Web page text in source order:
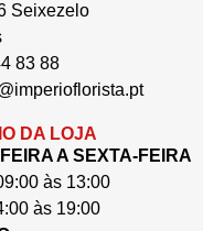
Seixezelo
83 88
DA LOJA
A SEXTA-FEIRA
às 13:00
às 19:00